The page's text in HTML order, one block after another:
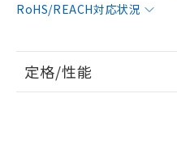
RoHS/REACH対応状況
定格/性能